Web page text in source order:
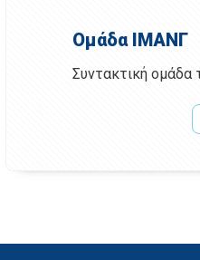
Ομάδα ΙΜΑΝΓ
Συντακτική ομάδα